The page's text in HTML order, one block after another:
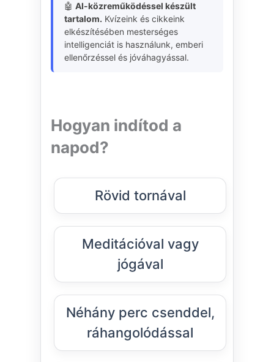
🤖 AI-közreműködéssel készült
tartalom. Kvízeink és cikkeink
elkészítésében mesterséges
intelligenciát is használunk, emberi
ellenőrzéssel és jóváhagyással.
Hogyan indítod a
napod?
Rövid tornával
Meditációval vagy
jógával
Néhány perc csenddel,
ráhangolódással